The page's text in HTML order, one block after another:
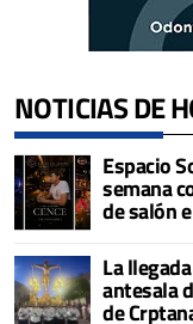
NOTICIAS DE
Espacio
semana
de salón
La
antesala
de